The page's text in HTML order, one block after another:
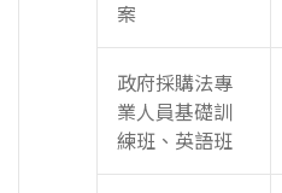
案
政府採購法專
業人員基礎訓
練班、英語班